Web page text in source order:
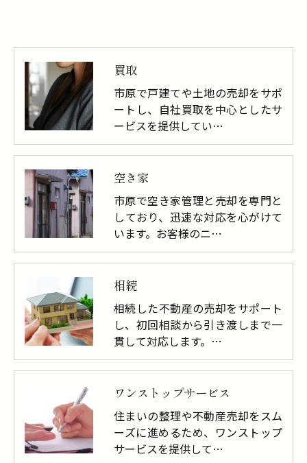
買取
市原で戸建てや土地の売却をサポ
ートし、自社買取を中心としたサ
ービスを提供してい…
空き家
市原で空き家管理と売却を専門と
しており、迅速な対応を心がけて
います。お客様のニ…
相続
相続した不動産の売却をサポート
し、初回相談から引き渡しまで一
貫して対応します。…
ワンストップサービス
住まいの整理や不動産売却をスム
ーズに進めるため、ワンストップ
サービスを提供して…